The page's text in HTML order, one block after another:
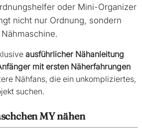
oder Mini-Organizer
nicht nur Ordnung, sondern
ausführlicher Nähanleitung
mit ersten Näherfahrungen
Nähfans, die ein unkompliziertes,
suchen.
MY nähen